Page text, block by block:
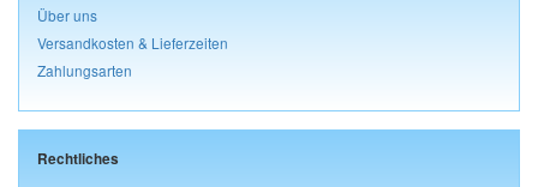
Über uns
Versandkosten & Lieferzeiten
Zahlungsarten
Rechtliches